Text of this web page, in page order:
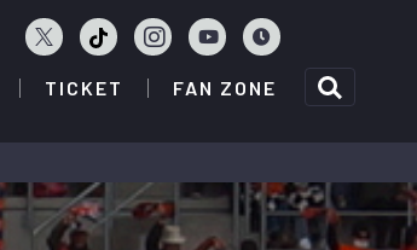
TICKET FAN ZONE